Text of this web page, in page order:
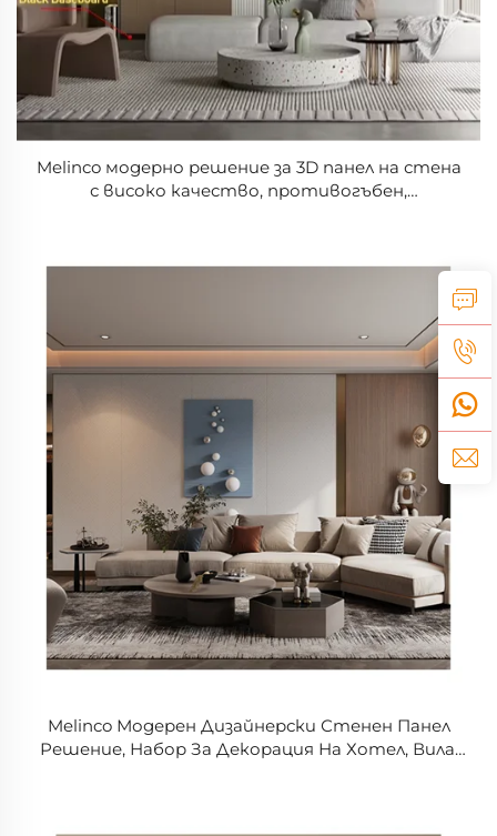
Melinco модерно решение за 3D панел на стена
с високо качество, противогъбен,
Melinco Модерен Дизайнерски Стенен Панел
Решение, Набор За Декорация На Хотел, Вила,